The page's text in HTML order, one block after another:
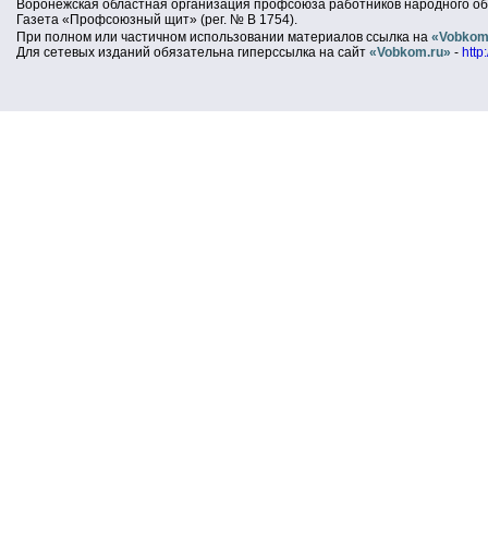
Воронежская областная организация профсоюза работников народного
Газета «Профсоюзный щит» (рег. № В 1754).
При полном или частичном использовании материалов ссылка на
Для сетевых изданий обязательна гиперссылка на сайт «Vobkom.ru» -